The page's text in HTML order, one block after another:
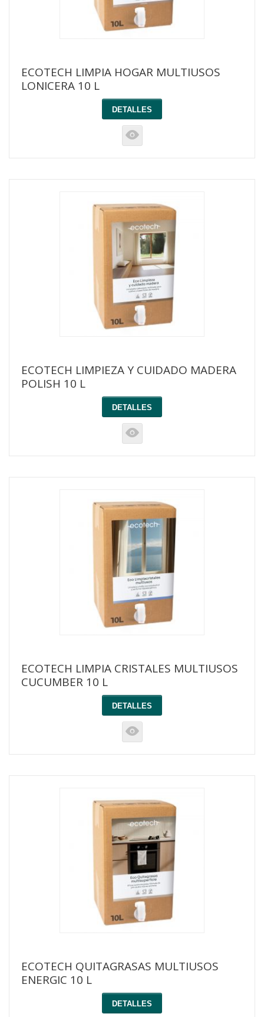
ECOTECH LIMPIA HOGAR MULTIUSOS
LONICERA 10 L
DETALLES
K
ECOTECH LIMPIEZA Y CUIDADO MADERA
POLISH 10 L
DETALLES
K
ECOTECH LIMPIA CRISTALES MULTIUSOS
CUCUMBER 10 L
DETALLES
K
ECOTECH QUITAGRASAS MULTIUSOS
ENERGIC 10 L
DETALLES